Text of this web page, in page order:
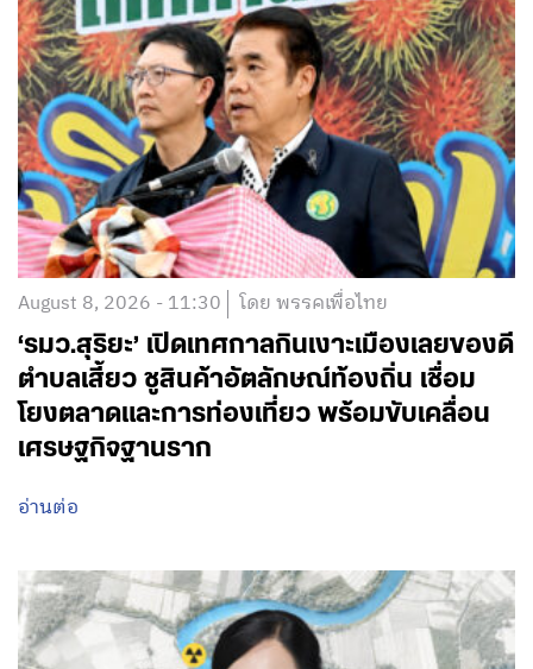
August 8, 2026 - 11:30 โดย พรรคเพื่อไทย
‘รมว.สุริยะ’ เปิดเทศกาลกินเงาะเมืองเลยของดี
ตำบลเสี้ยว ชูสินค้าอัตลักษณ์ท้องถิ่น เชื่อม
โยงตลาดและการท่องเที่ยว พร้อมขับเคลื่อน
เศรษฐกิจฐานราก
อ่านต่อ